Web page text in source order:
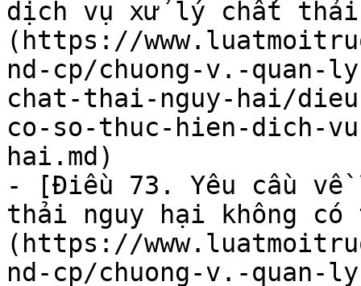
dịch vụ xử lý chất
(https://
nd-cp/chuong-v.-quan-
chat-thai-nguy-hai/
co-so-thuc-hien-dich-
hai.md)
- [Điều 73. Yêu cầu
thải nguy hại không
(https://
nd-cp/chuong-v.-quan-